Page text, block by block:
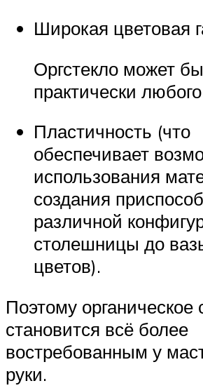
Широкая цветовая
Оргстекло может
практически
Пластичность (что
обеспечивает
использования
создания
различной
столешницы до
цветов).
Поэтому органическое
становится всё более
востребованным у
руки.